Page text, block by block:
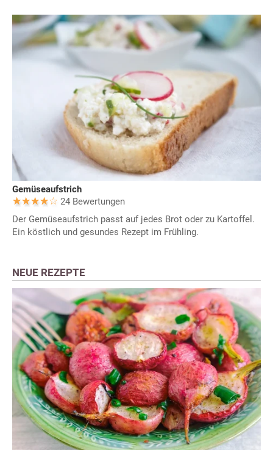
Gemüseaufstrich
24 Bewertungen
Der Gemüseaufstrich passt auf jedes Brot oder zu Kartoffel.
Ein köstlich und gesundes Rezept im Frühling.
NEUE REZEPTE